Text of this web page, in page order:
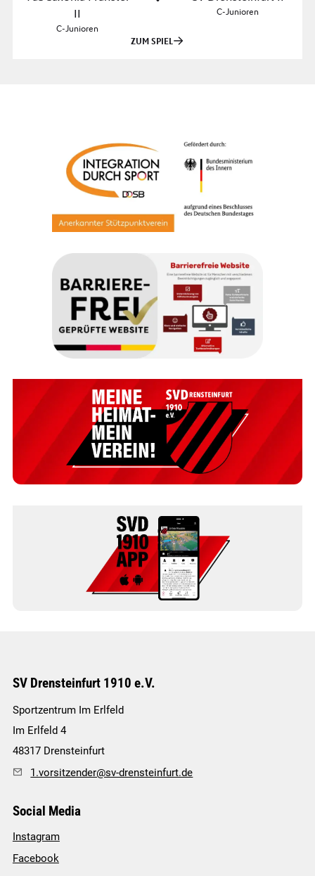
SV Drensteinfurt 1910 e.V.
Sportzentrum Im Erlfeld
Im Erlfeld 4
48317 Drensteinfurt
1.vorsitzender@sv-drensteinfurt.de
Social Media
Instagram
Facebook